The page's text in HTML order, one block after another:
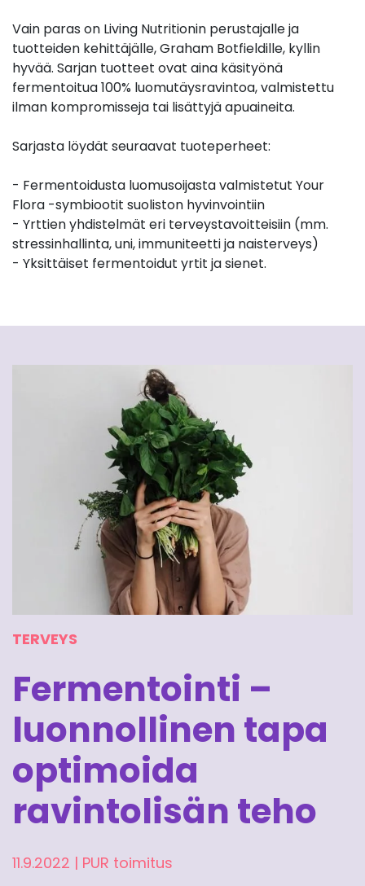
Vain paras on Living Nutritionin perustajalle ja
tuotteiden kehittäjälle, Graham Botfieldille, kyllin
hyvää. Sarjan tuotteet ovat aina käsityönä
fermentoitua 100% luomutäysravintoa, valmistettu
ilman kompromisseja tai lisättyjä apuaineita.
Sarjasta löydät seuraavat tuoteperheet:
- Fermentoidusta luomusoijasta valmistetut Your
Flora -symbiootit suoliston hyvinvointiin
- Yrttien yhdistelmät eri terveystavoitteisiin (mm.
stressinhallinta, uni, immuniteetti ja naisterveys)
- Yksittäiset fermentoidut yrtit ja sienet.
TERVEYS
Fermentointi –
luonnollinen tapa
optimoida
ravintolisän teho
11.9.2022 | PUR toimitus